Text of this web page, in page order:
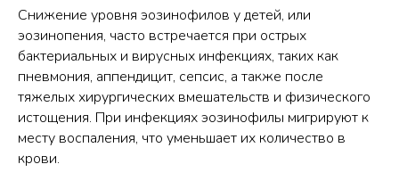
Снижение уровня эозинофилов у детей, или
эозинопения, часто встречается при острых
бактериальных и вирусных инфекциях, таких как
пневмония, аппендицит, сепсис, а также после
тяжелых хирургических вмешательств и физического
истощения. При инфекциях эозинофилы мигрируют к
месту воспаления, что уменьшает их количество в
крови.